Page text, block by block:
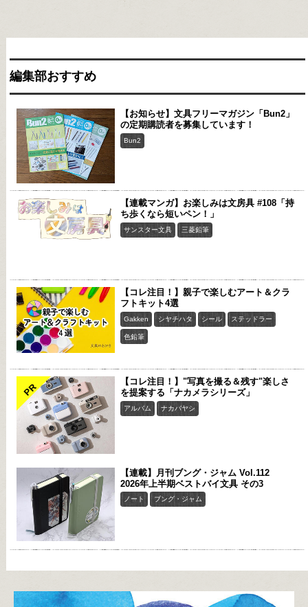
編集部おすすめ
【お知らせ】文具フリーマガジン「Bun2」
の定期購読者を募集しています！
Bun2
【連載マンガ】お楽しみは文房具 #108「持
ち歩くなら短いペン！」
サンスター文具 三菱鉛筆
【コレ注目！】親子で楽しむアート＆クラ
フトキット4選
Gakken シヤチハタ シール ステッドラー
色鉛筆
PR
【コレ注目！】"写真を撮る＆残す"楽しさ
を提案する「ナカメラシリーズ」
アルバム ナカバヤシ
【連載】月刊ブング・ジャム Vol.112
2026年上半期ベストバイ文具 その3
ノート ブング・ジャム